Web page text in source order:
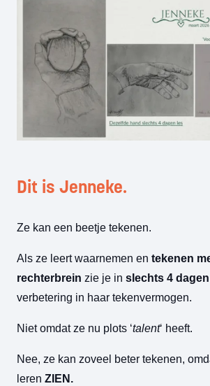
Dit is Jenneke.
Ze kan een beetje tekenen.
Als ze leert waarnemen en tekenen
rechterbrein zie je in slechts 4 dagen
verbetering in haar tekenvermogen.
Niet omdat ze nu plots ‘talent‘ heeft.
Nee, ze kan zoveel beter tekenen,
leren ZIEN.